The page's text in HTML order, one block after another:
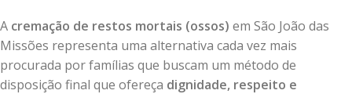
A cremação de restos mortais (ossos) em São João das
Missões representa uma alternativa cada vez mais
procurada por famílias que buscam um método de
disposição final que ofereça dignidade, respeito e